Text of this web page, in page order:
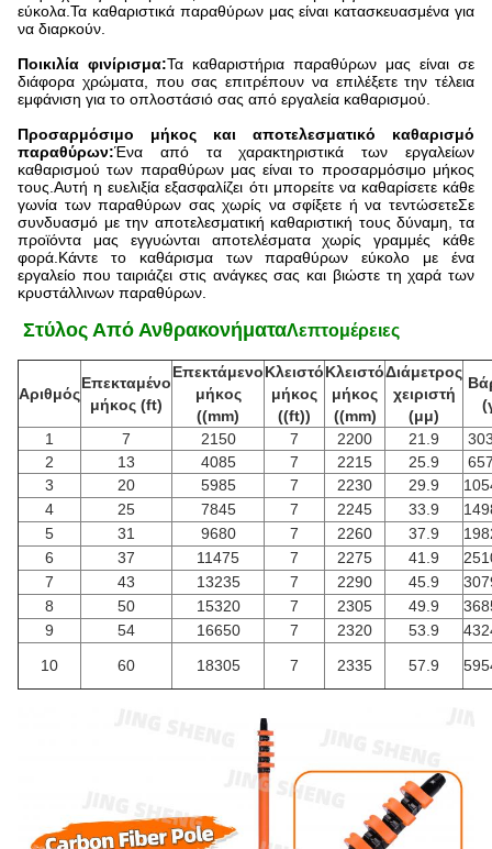
εύκολα.Τα καθαριστικά παραθύρων μας είναι κατασκευασμένα για
να διαρκούν.
Ποικιλία φινίρισμα:Τα καθαριστήρια παραθύρων μας είναι σε
διάφορα χρώματα, που σας επιτρέπουν να επιλέξετε την τέλεια
εμφάνιση για το οπλοστάσιό σας από εργαλεία καθαρισμού.
Προσαρμόσιμο μήκος και αποτελεσματικό καθαρισμό
παραθύρων:Ένα από τα χαρακτηριστικά των εργαλείων
καθαρισμού των παραθύρων μας είναι το προσαρμόσιμο μήκος
τους.Αυτή η ευελιξία εξασφαλίζει ότι μπορείτε να καθαρίσετε κάθε
γωνία των παραθύρων σας χωρίς να σφίξετε ή να τεντώσετεΣε
συνδυασμό με την αποτελεσματική καθαριστική τους δύναμη, τα
προϊόντα μας εγγυώνται αποτελέσματα χωρίς γραμμές κάθε
φορά.Κάντε το καθάρισμα των παραθύρων εύκολο με ένα
εργαλείο που ταιριάζει στις ανάγκες σας και βιώστε τη χαρά των
κρυστάλλινων παραθύρων.
️ Στύλος Από ΑνθρακονήματαΛεπτομέρειες
Αριθμός
Επεκταμένο
μήκος (ft)
Επεκτάμενο
μήκος
((mm)
Κλειστό
μήκος
((ft))
Κλειστό
μήκος
((mm)
Διάμετρος
χειριστή
(μμ)
1
7 2150 7 2200 21.9
2
13 4085 7 2215 25.9
3
20 5985 7 2230 29.9
4
25 7845 7 2245 33.9
5
31 9680 7 2260 37.9
6
37 11475 7 2275 41.9
7
43 13235 7 2290 45.9
8
50 15320 7 2305 49.9
9
54 16650 7 2320 53.9
10
60 18305 7 2335 57.9